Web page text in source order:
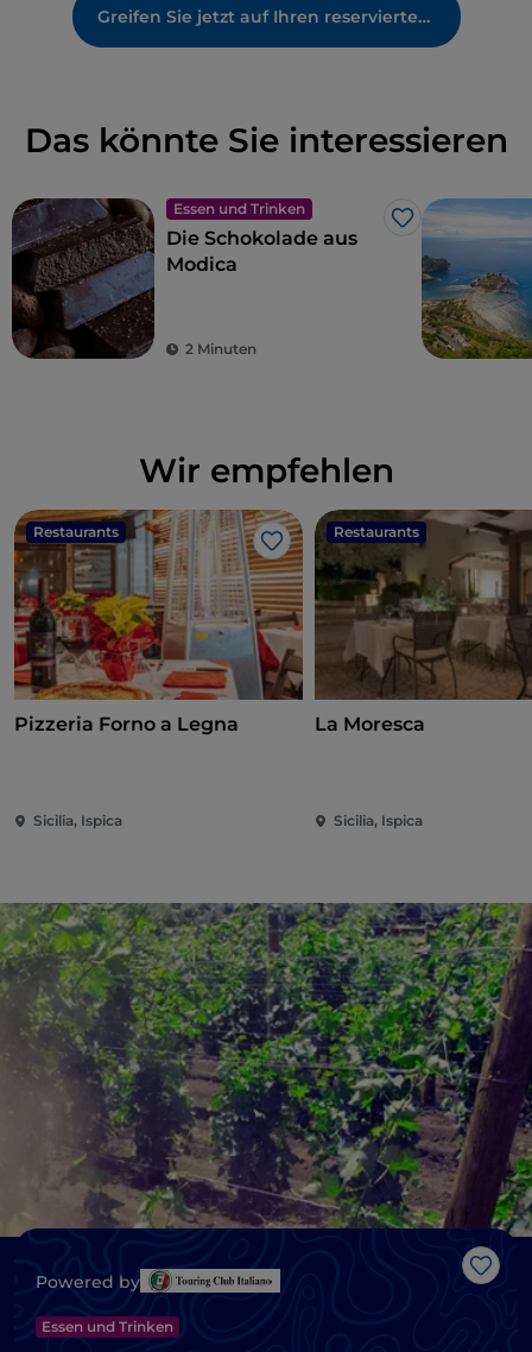
Greifen Sie jetzt auf Ihren reservierten Bereich zu
Das könnte Sie interessieren
Essen und Trinken
Like
Die Schokolade aus
Modica
2 Minuten
Wir empfehlen
Restaurants
Like
Pizzeria Forno a Legna
Sicilia, Ispica
Restaurants
La Moresca
Sicilia, Ispica
Like
Powered by
Essen und Trinken